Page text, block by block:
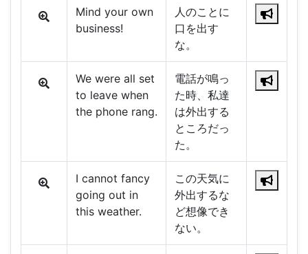
Mind your own
business!
人のことに
口を出す
な。
We were all set
to leave when
the phone rang.
電話が鳴っ
た時、私達
は外出する
ところだっ
た。
I cannot fancy
going out in
this weather.
この天気に
外出するな
ど想像でき
ない。